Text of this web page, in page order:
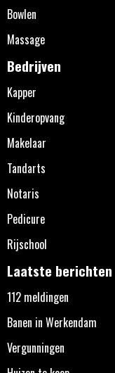
Bowlen
Massage
Bedrijven
Kapper
Kinderopvang
Makelaar
Tandarts
Notaris
Pedicure
Rijschool
Laatste berichten
112 meldingen
Banen in Werkendam
Vergunningen